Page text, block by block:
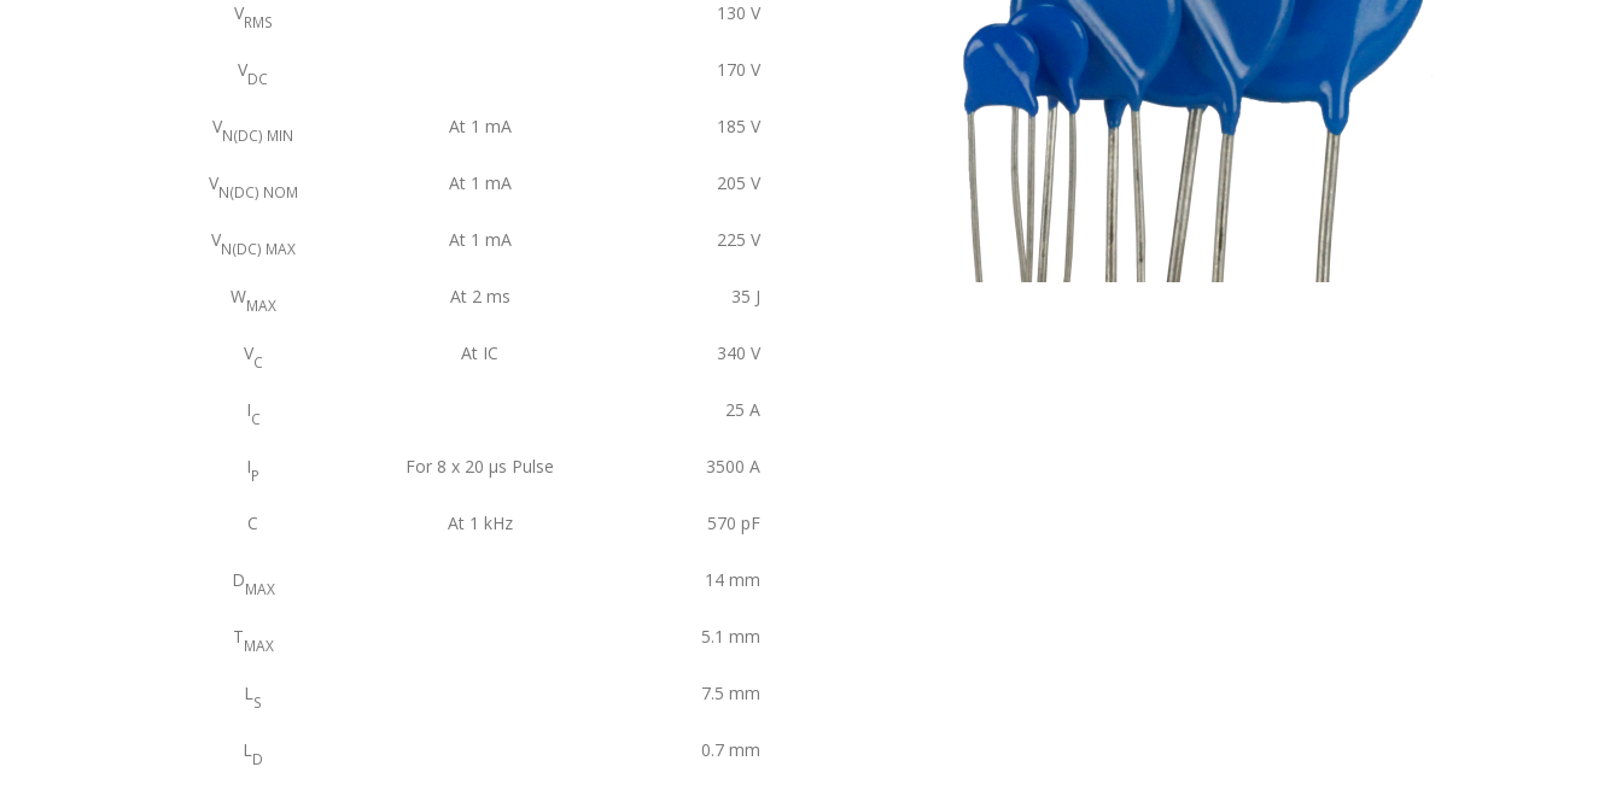
VRMS 130 V
VDC 170 V
VN(DC) MIN At 1 mA 185 V
VN(DC) NOM At 1 mA 205 V
VN(DC) MAX At 1 mA 225 V
WMAX At 2 ms 35 J
VC At IC 340 V
IC 25 A
IP For 8 x 20 μs Pulse 3500 A
C At 1 kHz 570 pF
DMAX 14 mm
TMAX 5.1 mm
LS 7.5 mm
LD 0.7 mm